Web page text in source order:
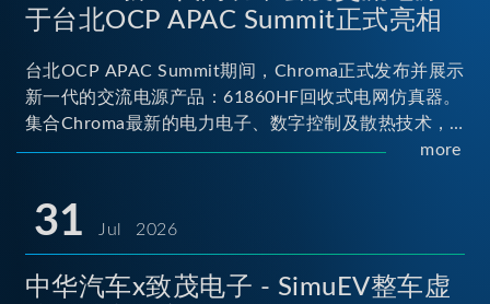
于台北OCP APAC Summit正式亮相
台北OCP APAC Summit期间，Chroma正式发布并展示
新一代的交流电源产品：61860HF回收式电网仿真器。
集合Chroma最新的电力电子、数字控制及散热技术，
实现5U高度具备最大60kVA功率输出能力，为业界指针
more
31 Jul 2026
中华汽车x致茂电子 - SimuEV整车虚